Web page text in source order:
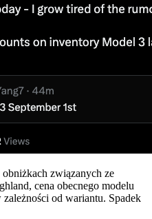
związanych ze
cena obecnego modelu
od wariantu. Spadek